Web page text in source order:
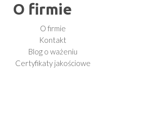
O firmie
O firmie
Kontakt
Blog o ważeniu
Certyfikaty jakościowe